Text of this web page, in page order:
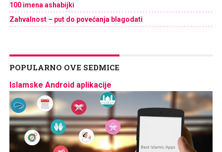
100 imena ashabijki
Zahvalnost – put do povećanja blagodati
POPULARNO OVE SEDMICE
Islamske Android aplikacije